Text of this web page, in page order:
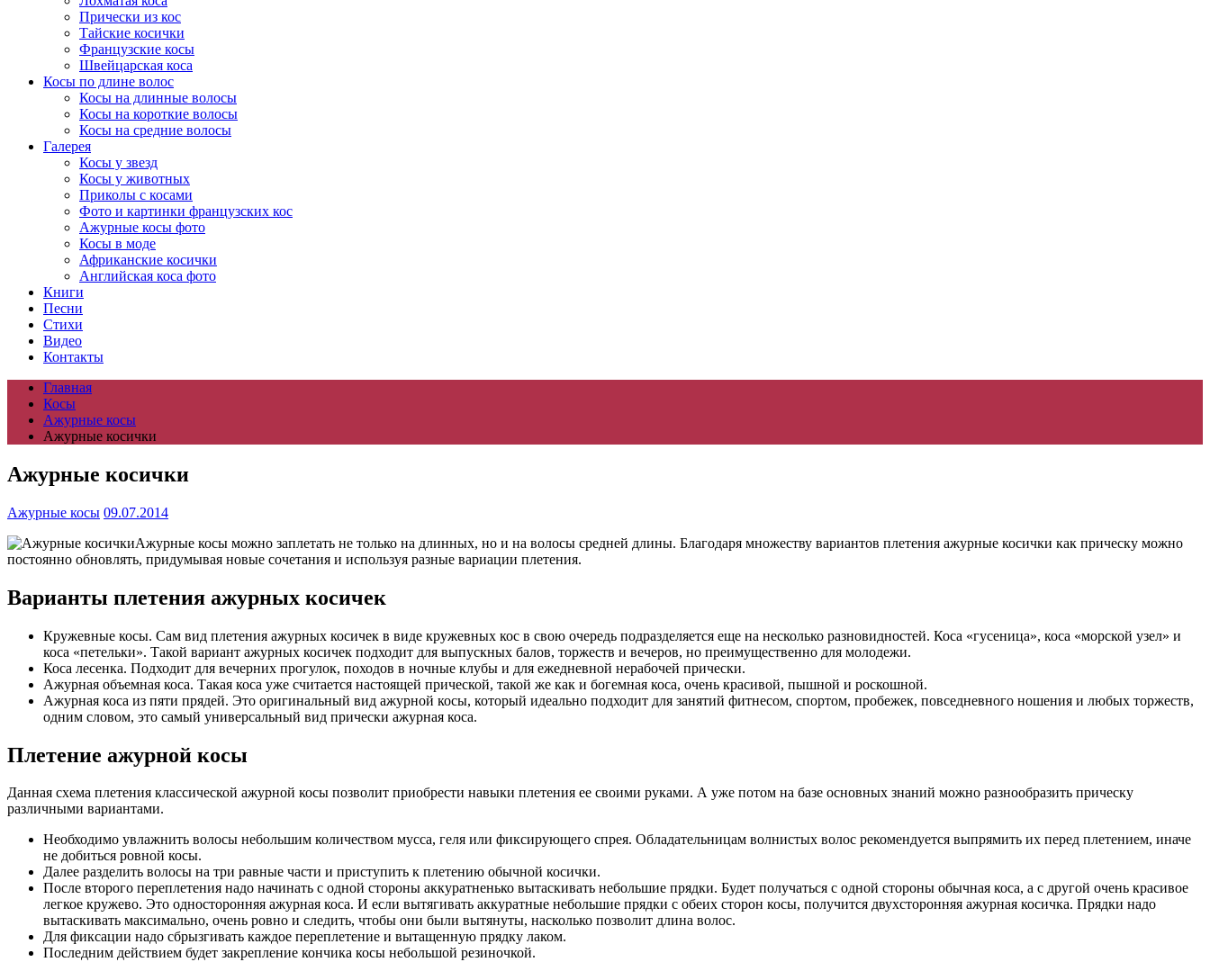
Прически из кос
Тайские косички
Французские косы
Швейцарская коса
Косы по длине волос
Косы на длинные волосы
Косы на короткие волосы
Косы на средние волосы
Галерея
Косы у звезд
Косы у животных
Приколы с косами
Фото и картинки французских кос
Ажурные косы фото
Косы в моде
Африканские косички
Английская коса фото
Книги
Песни
Cтихи
Видео
Контакты
Главная
Косы
Ажурные косы
Ажурные косички
Ажурные косички
Ажурные косы 09.07.2014
Ажурные косы можно заплетать не только на длинных, но и на волосы средней длины. Благодаря множеству вариантов плетения ажурные косички как прическу можно
постоянно обновлять, придумывая новые сочетания и используя разные вариации плетения.
Варианты плетения ажурных косичек
Кружевные косы. Сам вид плетения ажурных косичек в виде кружевных кос в свою очередь подразделяется еще на несколько разновидностей. Коса «гусеница», коса «морской узел» и
коса «петельки». Такой вариант ажурных косичек подходит для выпускных балов, торжеств и вечеров, но преимущественно для молодежи.
Коса лесенка. Подходит для вечерних прогулок, походов в ночные клубы и для ежедневной нерабочей прически.
Ажурная объемная коса. Такая коса уже считается настоящей прической, такой же как и богемная коса, очень красивой, пышной и роскошной.
Ажурная коса из пяти прядей. Это оригинальный вид ажурной косы, который идеально подходит для занятий фитнесом, спортом, пробежек, повседневного ношения и любых торжеств,
одним словом, это самый универсальный вид прически ажурная коса.
Плетение ажурной косы
Данная схема плетения классической ажурной косы позволит приобрести навыки плетения ее своими руками. А уже потом на базе основных знаний можно разнообразить прическу
различными вариантами.
Необходимо увлажнить волосы небольшим количеством мусса, геля или фиксирующего спрея. Обладательницам волнистых волос рекомендуется выпрямить их перед плетением, иначе
не добиться ровной косы.
Далее разделить волосы на три равные части и приступить к плетению обычной косички.
После второго переплетения надо начинать с одной стороны аккуратненько вытаскивать небольшие прядки. Будет получаться с одной стороны обычная коса, а с другой очень красивое
легкое кружево. Это односторонняя ажурная коса. И если вытягивать аккуратные небольшие прядки с обеих сторон косы, получится двухсторонняя ажурная косичка. Прядки надо
вытаскивать максимально, очень ровно и следить, чтобы они были вытянуты, насколько позволит длина волос.
Для фиксации надо сбрызгивать каждое переплетение и вытащенную прядку лаком.
Последним действием будет закрепление кончика косы небольшой резиночкой.